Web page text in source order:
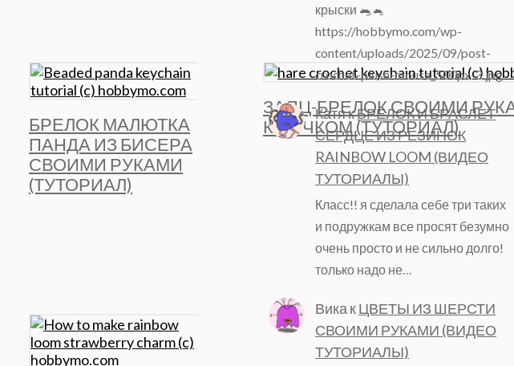
БРЕЛОК МАЛЮТКА
ПАНДА ИЗ БИСЕРА
СВОИМИ РУКАМИ
(ТУТОРИАЛ)
ЗАЯЦ-БРЕЛОК СВОИМИ
КРЮЧКОМ (ТУТОРИАЛ)
крыски 🐀🐁
https://hobbymo.com/wp-
content/uploads/2025/09/post-
crochet-plush-mouse_500px-3.jpg
КатякБРЕЛОК И БРАСЛЕТ
СЕРДЦЕ ИЗ РЕЗИНОК
RAINBOW LOOM (ВИДЕО
ТУТОРИАЛЫ)
Класс!! я сделала себе три таких
и подружкам все просят безумно
очень просто и не сильно долго!
только надо не…
ВикакЦВЕТЫ ИЗ ШЕРСТИ
СВОИМИ РУКАМИ (ВИДЕО
ТУТОРИАЛЫ)